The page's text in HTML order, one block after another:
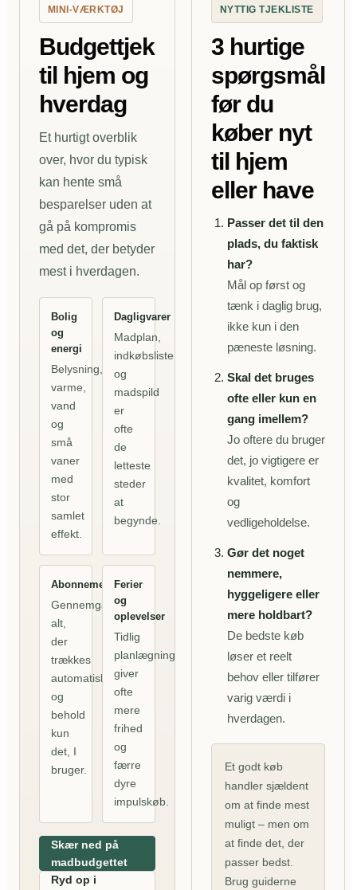
MINI-VÆRKTØJ
Budgettjek
til hjem og
hverdag
Et hurtigt overblik
over, hvor du typisk
kan hente små
besparelser uden at
gå på kompromis
med det, der betyder
mest i hverdagen.
Bolig
og
energi
Belysning,
varme,
vand
og
små
vaner
med
stor
samlet
effekt.
Dagligvarer
Madplan,
indkøbsliste
og
madspild
er
ofte
de
letteste
steder
at
begynde.
Abonnementer
Gennemgå
alt,
der
trækkes
automatisk,
og
behold
kun
det, I
bruger.
Ferier
og
oplevelser
Tidlig
planlægning
giver
ofte
mere
frihed
og
færre
dyre
impulskøb.
Skær ned på
madbudgettet
Ryd op i
NYTTIG TJEKLISTE
3 hurtige
spørgsmål
før du
køber nyt
til hjem
eller have
Passer det til den
plads, du faktisk
har?
Mål op først og
tænk i daglig brug,
ikke kun i den
pæneste løsning.
Skal det bruges
ofte eller kun en
gang imellem?
Jo oftere du bruger
det, jo vigtigere er
kvalitet, komfort
og
vedligeholdelse.
Gør det noget
nemmere,
hyggeligere eller
mere holdbart?
De bedste køb
løser et reelt
behov eller tilfører
varig værdi i
hverdagen.
Et godt køb
handler sjældent
om at finde mest
muligt – men om
at finde det, der
passer bedst.
Brug guiderne